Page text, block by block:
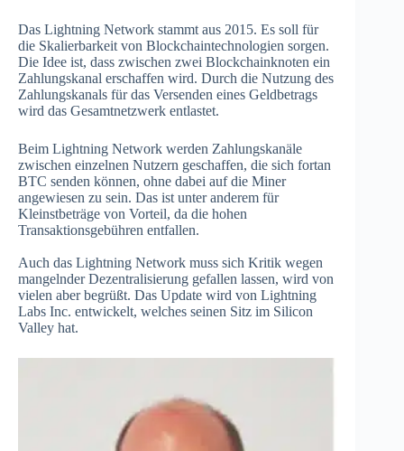
Das Lightning Network stammt aus 2015. Es soll für
die Skalierbarkeit von Blockchaintechnologien sorgen.
Die Idee ist, dass zwischen zwei Blockchainknoten ein
Zahlungskanal erschaffen wird. Durch die Nutzung des
Zahlungskanals für das Versenden eines Geldbetrags
wird das Gesamtnetzwerk entlastet.
Beim Lightning Network werden Zahlungskanäle
zwischen einzelnen Nutzern geschaffen, die sich fortan
BTC senden können, ohne dabei auf die Miner
angewiesen zu sein. Das ist unter anderem für
Kleinstbeträge von Vorteil, da die hohen
Transaktionsgebühren entfallen.
Auch das Lightning Network muss sich Kritik wegen
mangelnder Dezentralisierung gefallen lassen, wird von
vielen aber begrüßt. Das Update wird von Lightning
Labs Inc. entwickelt, welches seinen Sitz im Silicon
Valley hat.